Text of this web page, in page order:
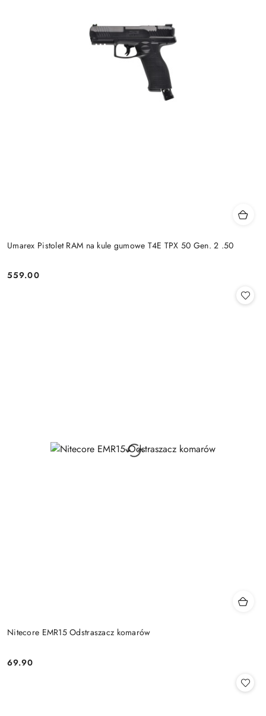
Umarex Pistolet RAM na kule gumowe T4E TPX 50 Gen. 2 .50
Cena:
559.00
Nitecore EMR15 Odstraszacz komarów
Cena:
69.90